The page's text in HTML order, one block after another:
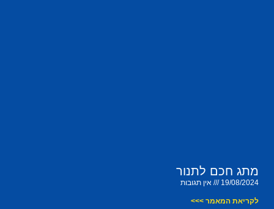
מתג חכם לתנור
19/08/2024 אין תגובות
לקריאת המאמר >>>